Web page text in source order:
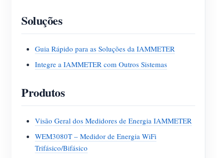
Soluções
Guia Rápido para as Soluções da IAMMETER
Integre a IAMMETER com Outros Sistemas
Produtos
Visão Geral dos Medidores de Energia IAMMETER
WEM3080T – Medidor de Energia WiFi
Trifásico/Bifásico